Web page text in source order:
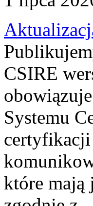
CSIRE
Systemu
certyfikacji
które mają